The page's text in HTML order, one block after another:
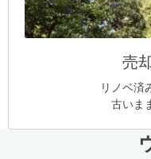
売
リノベ済
古いま